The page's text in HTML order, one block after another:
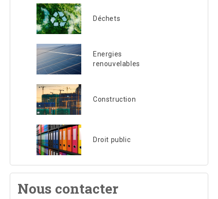
Déchets
Energies
renouvelables
Construction
Droit public
Nous contacter